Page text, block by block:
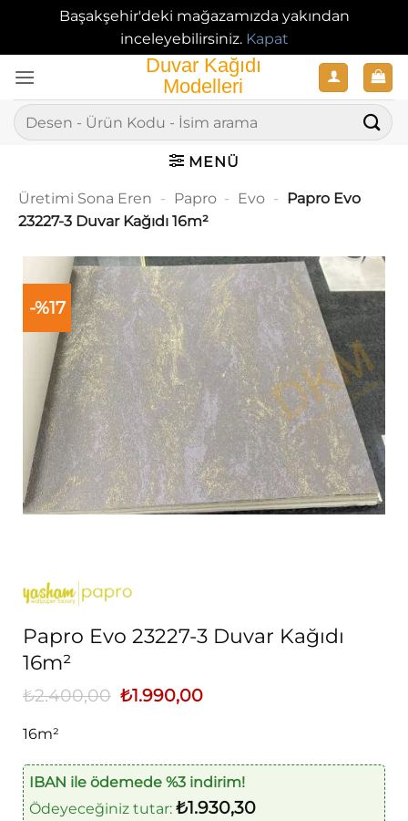
Başakşehir'deki mağazamızda yakından
inceleyebilirsiniz. Kapat
atla
Ara:
MENÜ
Üretimi Sona Eren - Papro - Evo - Papro Evo
23227-3 Duvar Kağıdı 16m²
-%17
Papro Evo 23227-3 Duvar Kağıdı
16m²
₺2.400,00 Orijinal
fiyat:
₺1.990,00Şu
16m²
IBAN ile ödemede %3 indirim!
Ödeyeceğiniz tutar: ₺1.930,30